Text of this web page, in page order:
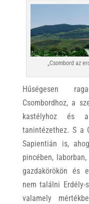
„Csombord az
Hűségesen
Csombordhoz, a
kastélyhoz és
tanintézethez. S a
Sapientián is,
pincében,
gazdakörökön és
nem találni Erdély-
valamely